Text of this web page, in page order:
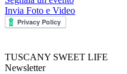
Invia Foto e Video
TUSCANY SWEET LIFE
Newsletter